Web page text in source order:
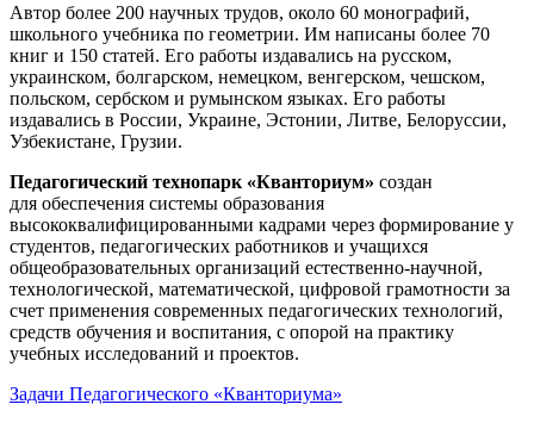
Автор более 200 научных трудов, около 60 монографий,
школьного учебника по геометрии. Им написаны более 70
книг и 150 статей. Его работы издавались на русском,
украинском, болгарском, немецком, венгерском, чешском,
польском, сербском и румынском языках. Его работы
издавались в России, Украине, Эстонии, Литве, Белоруссии,
Узбекистане, Грузии.
Педагогический технопарк «Кванториум» создан
для обеспечения системы образования
высококвалифицированными кадрами через формирование у
студентов, педагогических работников и учащихся
общеобразовательных организаций естественно-научной,
технологической, математической, цифровой грамотности за
счет применения современных педагогических технологий,
средств обучения и воспитания, с опорой на практику
учебных исследований и проектов.
Задачи Педагогического «Кванториума»